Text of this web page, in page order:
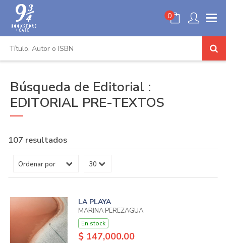
0
Búsqueda de Editorial :
EDITORIAL PRE-TEXTOS
107 resultados
LA PLAYA
MARINA PEREZAGUA
En stock
$ 147,000.00